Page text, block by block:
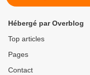
Hébergé par Overblog
Top articles
Pages
Contact